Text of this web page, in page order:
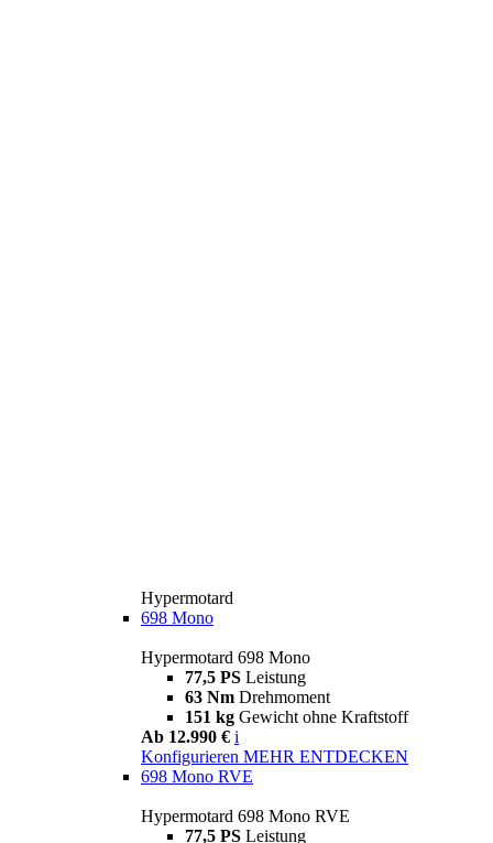
Hypermotard
698 Mono
Hypermotard 698 Mono
77,5 PS Leistung
63 Nm Drehmoment
151 kg Gewicht ohne Kraftstoff
Ab 12.990 € i
Konfigurieren MEHR ENTDECKEN
698 Mono RVE
Hypermotard 698 Mono RVE
77,5 PS Leistung